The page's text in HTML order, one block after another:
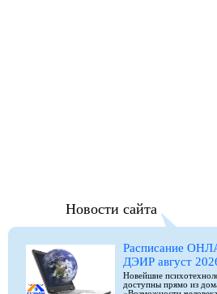
Новости сайта
Расписание
ДЭИР август
Новейшие
доступны прямо из